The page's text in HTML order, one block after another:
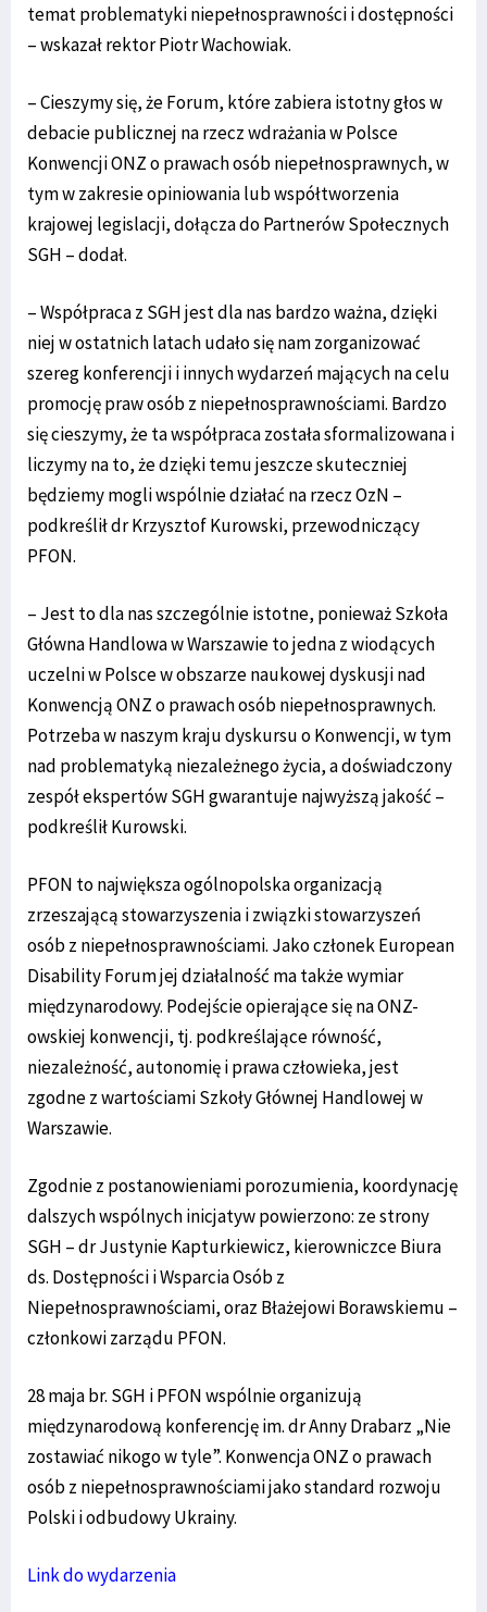
temat problematyki niepełnosprawności i dostępności
– wskazał rektor Piotr Wachowiak.
– Cieszymy się, że Forum, które zabiera istotny głos w
debacie publicznej na rzecz wdrażania w Polsce
Konwencji ONZ o prawach osób niepełnosprawnych, w
tym w zakresie opiniowania lub współtworzenia
krajowej legislacji, dołącza do Partnerów Społecznych
SGH – dodał.
– Współpraca z SGH jest dla nas bardzo ważna, dzięki
niej w ostatnich latach udało się nam zorganizować
szereg konferencji i innych wydarzeń mających na celu
promocję praw osób z niepełnosprawnościami. Bardzo
się cieszymy, że ta współpraca została sformalizowana i
liczymy na to, że dzięki temu jeszcze skuteczniej
będziemy mogli wspólnie działać na rzecz OzN –
podkreślił dr Krzysztof Kurowski, przewodniczący
PFON.
– Jest to dla nas szczególnie istotne, ponieważ Szkoła
Główna Handlowa w Warszawie to jedna z wiodących
uczelni w Polsce w obszarze naukowej dyskusji nad
Konwencją ONZ o prawach osób niepełnosprawnych.
Potrzeba w naszym kraju dyskursu o Konwencji, w tym
nad problematyką niezależnego życia, a doświadczony
zespół ekspertów SGH gwarantuje najwyższą jakość –
podkreślił Kurowski.
PFON to największa ogólnopolska organizacją
zrzeszającą stowarzyszenia i związki stowarzyszeń
osób z niepełnosprawnościami. Jako członek European
Disability Forum jej działalność ma także wymiar
międzynarodowy. Podejście opierające się na ONZ-
owskiej konwencji, tj. podkreślające równość,
niezależność, autonomię i prawa człowieka, jest
zgodne z wartościami Szkoły Głównej Handlowej w
Warszawie.
Zgodnie z postanowieniami porozumienia, koordynację
dalszych wspólnych inicjatyw powierzono: ze strony
SGH – dr Justynie Kapturkiewicz, kierowniczce Biura
ds. Dostępności i Wsparcia Osób z
Niepełnosprawnościami, oraz Błażejowi Borawskiemu –
członkowi zarządu PFON.
28 maja br. SGH i PFON wspólnie organizują
międzynarodową konferencję im. dr Anny Drabarz „Nie
zostawiać nikogo w tyle”. Konwencja ONZ o prawach
osób z niepełnosprawnościami jako standard rozwoju
Polski i odbudowy Ukrainy.
Link do wydarzenia